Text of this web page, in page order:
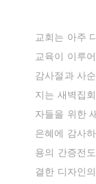
교회는 아주
교육이 이루
감사절과 사
지는 새벽집
자들을 위한
은혜에 감사
용의 간증전
결한 디자인